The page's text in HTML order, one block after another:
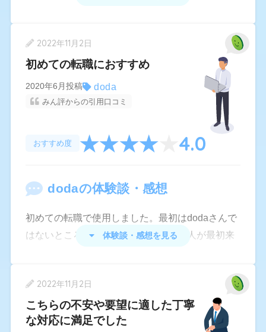
ディネーターさんも親身になって相談に乗って下
さり、圧倒的な求人案件の量で、一日も早く転職
を決めたいと思ってる方には絶対にお勧めしたい
です。私は企業に応募してから２週間で正社員と
して内定を貰えました。自分のやりたかった職種
ですし、内定承諾時に送られてきた採用条件も驚
す。企業もDODAだけの優良企業も多くあり、あ
で、最初は不安でしたが、いざ出社してみると皆
さん感じが良く、とても良い環境でお仕事させて
正社員になれて本当に良かった、DODAにお世話
になって本当に良かったと、今は感謝しかないで
す。
2022年11月2日
初めての転職におすすめ
2020年6月投稿 doda
みん評からの引用口コミ
おすすめ度 4.0
dodaの体験談・感想
初めての転職で使用しました。最初はdodaさんで
はないところを使っていたのですが求人が最初来
た方がとても熱心でした。コロナ禍で書類通過率
はかなり悪かったですが絶えず求人紹介を頂けま
したし、転職活動を進めるにつれ書類通過率も上
体験談・感想を見る
2022年11月2日
こちらの不安や要望に適した丁寧
な対応に満足でした